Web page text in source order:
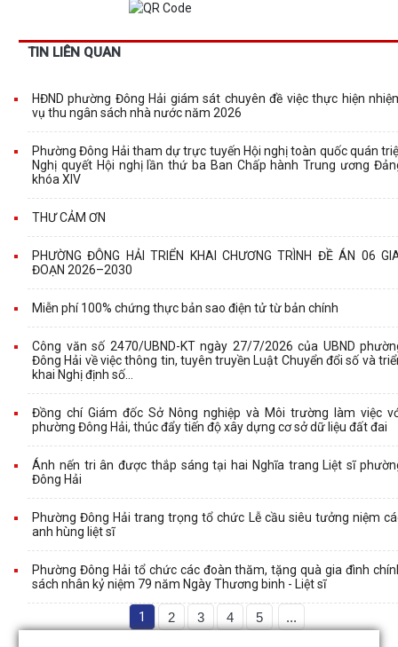
TIN LIÊN QUAN
HĐND phường Đông Hải giám sát chuyên đề việc thực hiện
vụ thu ngân sách nhà nước năm 2026
Phường Đông Hải tham dự trực tuyến Hội nghị toàn quốc quán
Nghị quyết Hội nghị lần thứ ba Ban Chấp hành Trung ương
khóa XIV
THƯ CẢM ƠN
PHƯỜNG ĐÔNG HẢI TRIỂN KHAI CHƯƠNG TRÌNH ĐỀ ÁN 06
ĐOẠN 2026–2030
Miễn phí 100% chứng thực bản sao điện tử từ bản chính
Công văn số 2470/UBND-KT ngày 27/7/2026 của UBND
Đông Hải về việc thông tin, tuyên truyền Luật Chuyển đổi số và
khai Nghị định số...
Đồng chí Giám đốc Sở Nông nghiệp và Môi trường làm việc
phường Đông Hải, thúc đẩy tiến độ xây dựng cơ sở dữ liệu đất đai
Ánh nến tri ân được thắp sáng tại hai Nghĩa trang Liệt sĩ
Đông Hải
Phường Đông Hải trang trọng tổ chức Lễ cầu siêu tưởng niệm
anh hùng liệt sĩ
Phường Đông Hải tổ chức các đoàn thăm, tặng quà gia đình
sách nhân kỷ niệm 79 năm Ngày Thương binh - Liệt sĩ
1 2 3 4 5 ...